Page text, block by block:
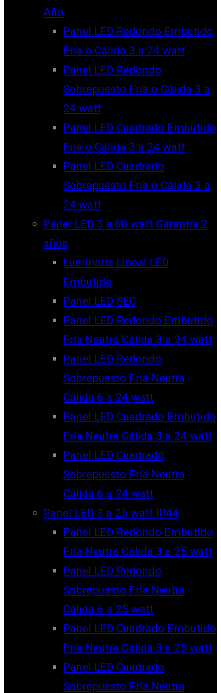
Año
Panel LED Redondo Embutido
Fría o Cálida 3 a 24 watt
Panel LED Redondo
Sobrepuesto Fría o Cálida 3 a
24 watt
Panel LED Cuadrado Embutido
Fría o Cálida 3 a 24 watt
Panel LED Cuadrado
Sobrepuesto Fría o Cálida 3 a
24 watt
Panel LED 3 a 60 watt Garantía 2
años
Luminaria Lineal LED
Embutido
Panel LED SEC
Panel LED Redondo Embutido
Fría Neutra Cálida 3 a 24 watt
Panel LED Redondo
Sobrepuesto Fría Neutra
Cálida 6 a 24 watt
Panel LED Cuadrado Embutido
Fría Neutra Cálida 3 a 24 watt
Panel LED Cuadrado
Sobrepuesto Fría Neutra
Cálida 6 a 24 watt
Panel LED 3 a 25 watt IP44
Panel LED Redondo Embutido
Fría Neutra Cálida 3 a 25 watt
Panel LED Redondo
Sobrepuesto Fría Neutra
Cálida 6 a 25 watt
Panel LED Cuadrado Embutido
Fría Neutra Cálida 3 a 25 watt
Panel LED Cuadrado
Sobrepuesto Fría Neutra